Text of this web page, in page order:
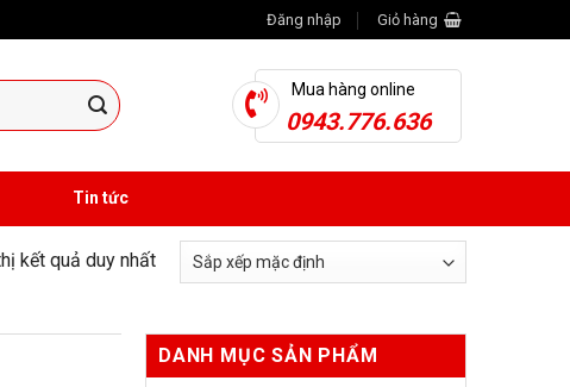
Đăng nhập Giỏ hàng
Mua hàng online
0943.776.636
Tin tức
kết quả duy nhất
DANH MỤC SẢN PHẨM